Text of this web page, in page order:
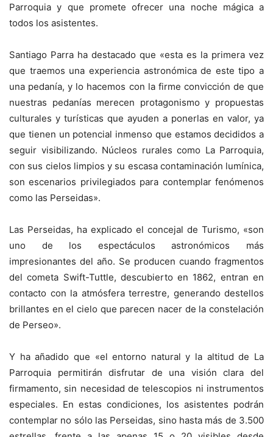
Parroquia y que promete ofrecer una noche mágica a
todos los asistentes.
Santiago Parra ha destacado que «esta es la primera vez
que traemos una experiencia astronómica de este tipo a
una pedanía, y lo hacemos con la firme convicción de que
nuestras pedanías merecen protagonismo y propuestas
culturales y turísticas que ayuden a ponerlas en valor, ya
que tienen un potencial inmenso que estamos decididos a
seguir visibilizando. Núcleos rurales como La Parroquia,
con sus cielos limpios y su escasa contaminación lumínica,
son escenarios privilegiados para contemplar fenómenos
como las Perseidas».
Las Perseidas, ha explicado el concejal de Turismo, «son
uno de los espectáculos astronómicos más
impresionantes del año. Se producen cuando fragmentos
del cometa Swift-Tuttle, descubierto en 1862, entran en
contacto con la atmósfera terrestre, generando destellos
brillantes en el cielo que parecen nacer de la constelación
de Perseo».
Y ha añadido que «el entorno natural y la altitud de La
Parroquia permitirán disfrutar de una visión clara del
firmamento, sin necesidad de telescopios ni instrumentos
especiales. En estas condiciones, los asistentes podrán
contemplar no sólo las Perseidas, sino hasta más de 3.500